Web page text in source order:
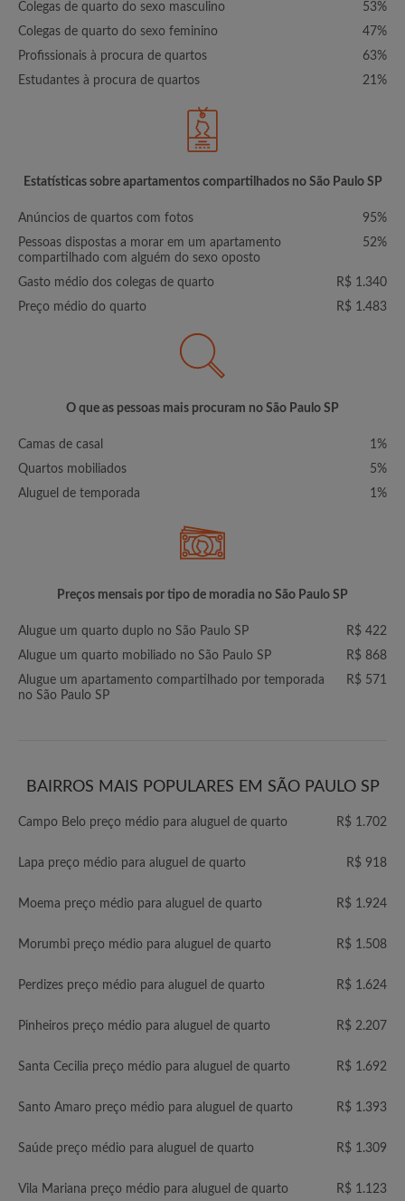
Colegas de quarto do sexo masculino
53%
Colegas de quarto do sexo feminino
47%
Profissionais à procura de quartos
63%
Estudantes à procura de quartos
21%
Estatísticas sobre apartamentos compartilhados no São Paulo SP
Anúncios de quartos com fotos
95%
Pessoas dispostas a morar em um apartamento
compartilhado com alguém do sexo oposto
52%
Gasto médio dos colegas de quarto
R$ 1.340
Preço médio do quarto
R$ 1.483
O que as pessoas mais procuram no São Paulo SP
Camas de casal
1%
Quartos mobiliados
5%
Aluguel de temporada
1%
Preços mensais por tipo de moradia no São Paulo SP
Alugue um quarto duplo no São Paulo SP
R$ 422
Alugue um quarto mobiliado no São Paulo SP
R$ 868
Alugue um apartamento compartilhado por temporada
no São Paulo SP
R$ 571
BAIRROS MAIS POPULARES EM SÃO PAULO SP
Campo Belo preço médio para aluguel de quarto R$ 1.702
Lapa preço médio para aluguel de quarto R$ 918
Moema preço médio para aluguel de quarto R$ 1.924
Morumbi preço médio para aluguel de quarto R$ 1.508
Perdizes preço médio para aluguel de quarto R$ 1.624
Pinheiros preço médio para aluguel de quarto R$ 2.207
Santa Cecilia preço médio para aluguel de quarto R$ 1.692
Santo Amaro preço médio para aluguel de quarto R$ 1.393
Saúde preço médio para aluguel de quarto R$ 1.309
Vila Mariana preço médio para aluguel de quarto R$ 1.123